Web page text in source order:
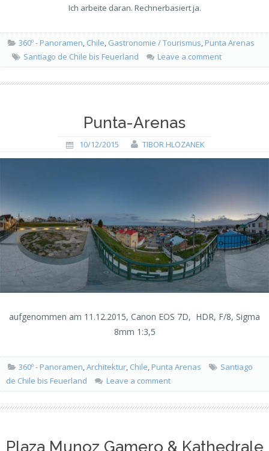
Ich arbeite daran. Rechnerbasiert ja.
360º - Panoramen, Chile, Gastronomie / Tourismus, Punta Arenas
Santiago de Chile bis Feuerland
Leave a comment
Punta-Arenas
10/12/2015 TIBOR HLOZANEK
aufgenommen am 11.12.2015, Canon EOS 7D, HDR, F/8, Sigma
8mm 1:3,5
360º - Panoramen,Architektur, Chile, Punta Arenas
Santiago
de Chile bis Feuerland
Leave a comment
Plaza Munoz Gamero & Kathedrale